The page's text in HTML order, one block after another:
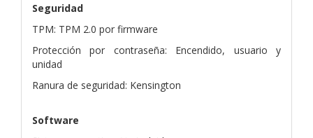
Seguridad
TPM: TPM 2.0 por firmware
Protección por contraseña: Encendido, usuario y
unidad
Ranura de seguridad: Kensington
Software